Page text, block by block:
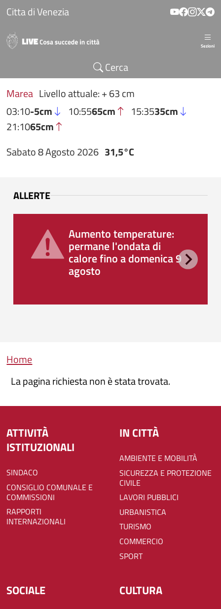
Salta al contenuto principale
Citta di Venezia
Sezioni
Cerca
Marea Livello attuale: + 63 cm
03:10-5cm 10:5565cm 15:3535cm
21:1065cm
Sabato 8 Agosto 2026 31,5°C
ALLERTE
Aumento temperature:
permane l'ondata di
calore fino a domenica 9
agosto
Briciole di pane
Home
La pagina richiesta non è stata trovata.
ATTIVITÀ
ISTITUZIONALI
SINDACO
CONSIGLIO COMUNALE E
COMMISSIONI
RAPPORTI
INTERNAZIONALI
IN CITTÀ
AMBIENTE E MOBILITÀ
SICUREZZA E PROTEZIONE
CIVILE
LAVORI PUBBLICI
URBANISTICA
TURISMO
COMMERCIO
SPORT
SOCIALE CULTURA